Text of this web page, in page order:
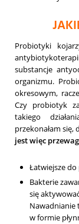
Probiotyki
substancje
organizmu.
okresowym,
Czy probiotyk
takiego
przekonałam się,
jest więc
Łatwiejsze do
Bakterie
się
Nawadnianie
w formie